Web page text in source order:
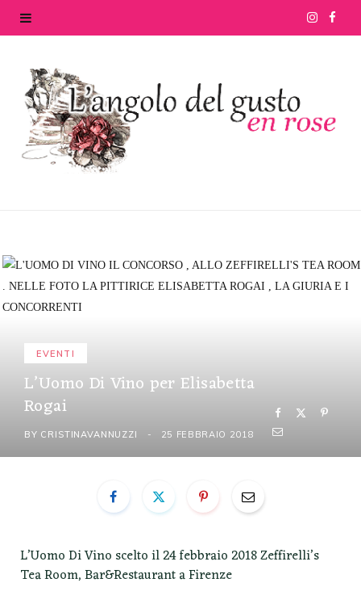
I
t
a
e
k
EVENTI
L’Uomo Di Vino per Elisabetta
Rogai
BY CRISTINAVANNUZZI 25 FEBBRAIO 2018
L’Uomo Di Vino scelto il 24 febbraio 2018 Zeffirelli’s
Tea Room, Bar&Restaurant a Firenze